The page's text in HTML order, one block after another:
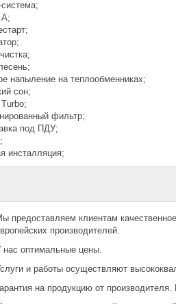
А;
напыление на теплообменниках;
сон;
фильтр;
под ПДУ;
инсталляция;
предоставляем клиентам
производителей.
нас оптимальные цены.
и работы осуществляют
на продукцию от производителя.